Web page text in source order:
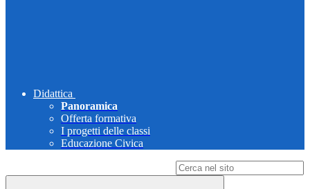
Didattica
Panoramica
Offerta formativa
I progetti delle classi
Educazione Civica